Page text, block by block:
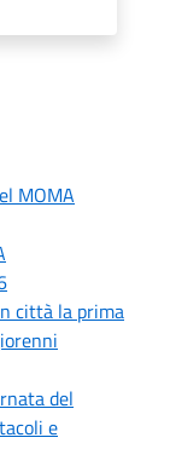
MOMA
città la prima
del
e